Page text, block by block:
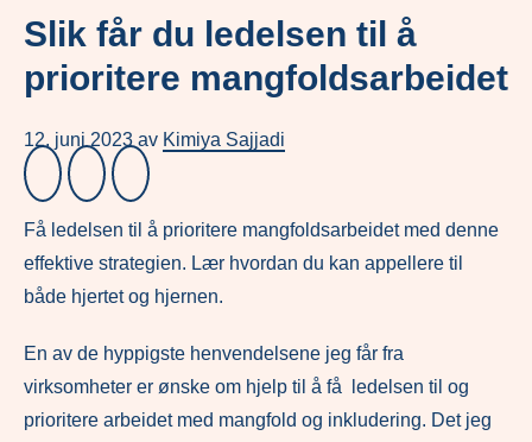
Slik får du ledelsen til å
prioritere mangfoldsarbeidet
12. juni 2023 av Kimiya Sajjadi
Få ledelsen til å prioritere mangfoldsarbeidet med denne
effektive strategien. Lær hvordan du kan appellere til
både hjertet og hjernen.
En av de hyppigste henvendelsene jeg får fra
virksomheter er ønske om hjelp til å få ledelsen til og
prioritere arbeidet med mangfold og inkludering. Det jeg